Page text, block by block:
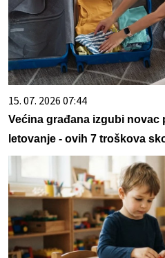
15. 07. 2026 07:44
Većina građana izgubi novac
letovanje - ovih 7 troškova